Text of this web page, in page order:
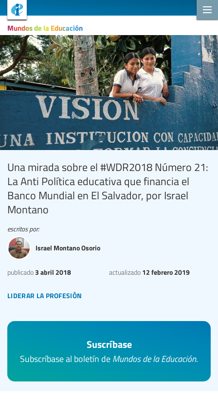
Mundos de la Educación
Una mirada sobre el #WDR2018 Número 21:
La Anti Política educativa que financia el
Banco Mundial en El Salvador, por Israel
Montano
liderar la profesión
publicado 3 abril 2018 actualizado 12 febrero 2019
escritos por:
Israel Montano Osorio
Suscríbase
Subscríbase al boletín de Mundos de la Educación.